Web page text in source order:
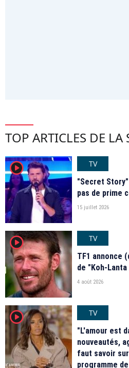
TOP ARTICLES DE LA
player2
TV
"Secret
pas de prime
15 juillet 2026
player2
TV
TF1 annonce
de "Koh-
4 août 2026
player2
TV
"L'amour est
nouveautés,
faut savoir
programme